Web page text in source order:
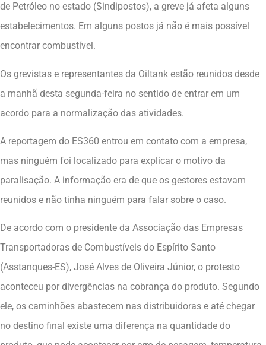
de Petróleo no estado (Sindipostos), a greve já afeta alguns
estabelecimentos. Em alguns postos já não é mais possível
encontrar combustível.
Os grevistas e representantes da Oiltank estão reunidos desde
a manhã desta segunda-feira no sentido de entrar em um
acordo para a normalização das atividades.
A reportagem do ES360 entrou em contato com a empresa,
mas ninguém foi localizado para explicar o motivo da
paralisação. A informação era de que os gestores estavam
reunidos e não tinha ninguém para falar sobre o caso.
De acordo com o presidente da Associação das Empresas
Transportadoras de Combustíveis do Espírito Santo
(Asstanques-ES), José Alves de Oliveira Júnior, o protesto
aconteceu por divergências na cobrança do produto. Segundo
ele, os caminhões abastecem nas distribuidoras e até chegar
no destino final existe uma diferença na quantidade do